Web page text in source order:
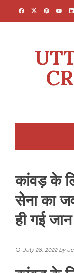
कांवड़ के
सेना का
ही गई जान
July 28, 2022 by